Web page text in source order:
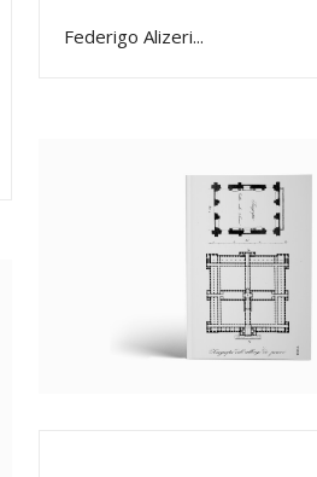
Federigo Alizeri...